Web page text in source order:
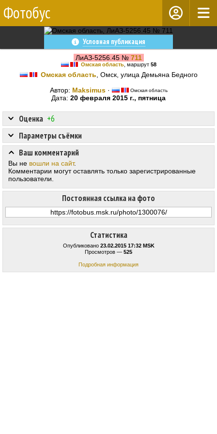
Фотобус
Условная публикация
ЛиАЗ-5256.45 № 711
Омская область, маршрут 58
Омская область , Омск, улица Демьяна Бедного
Автор: Maksimus· Омская область
Дата: 20 февраля 2015 г., пятница
Статистика
Опубликовано 23.02.2015 17:32 MSK
Просмотров — 525
Подробная информация
Оценка +6
Постоянная ссылка на фото
Параметры съёмки
Ваш комментарий
Вы не вошли на сайт.
Комментарии могут оставлять только зарегистрированные
пользователи.